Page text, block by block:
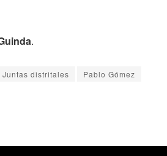
.
Juntas distritales
Pablo Gómez